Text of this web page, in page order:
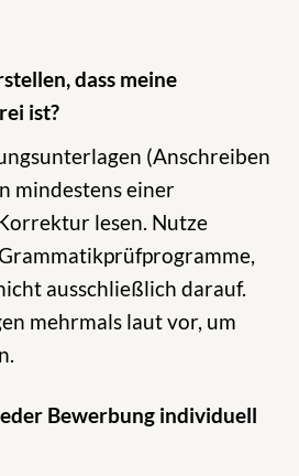
dass meine
ist?
(Anschreiben
mindestens einer
lesen. Nutze
ausschließlich darauf.
mehrmals laut vor, um
Bewerbung individuell